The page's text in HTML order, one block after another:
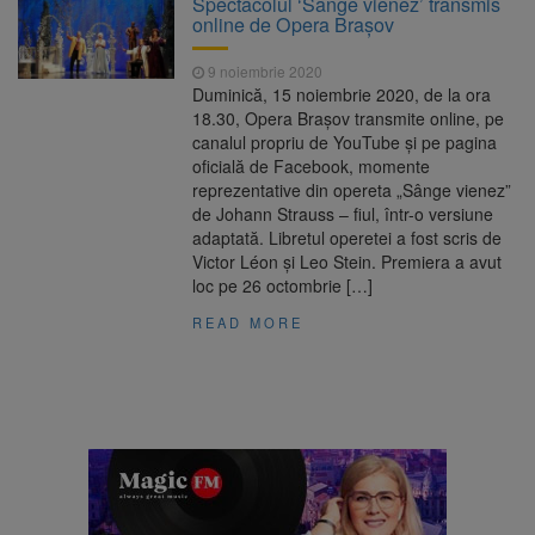
SUA
8 august 2026
Se schimbă examenul de
medic specialist. Subiecte unice în toată țara,
aceeași oră și același barem
8 august ar putea deveni
Ziua Europeană de Comemorare a Victimelor
Accidentelor de Muncă
Carte electronică de
identitate gratuită până pe 29 august 2026.
Guvernul menține finanțarea prin PNRR
online de Opera Brașov
9 noiembrie 2020
Duminică, 15 noiembrie 2020, de la ora
18.30, Opera Brașov transmite online, pe
canalul propriu de YouTube și pe pagina
oficială de Facebook, momente
reprezentative din opereta „Sânge vienez”
de Johann Strauss – fiul, într-o versiune
adaptată. Libretul operetei a fost scris de
Victor Léon și Leo Stein. Premiera a avut
loc pe 26 octombrie […]
READ MORE